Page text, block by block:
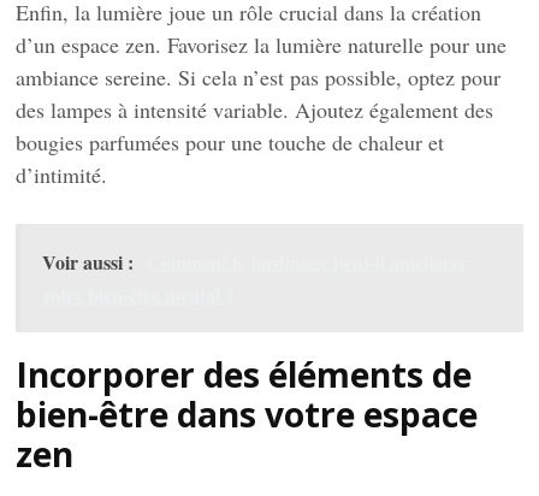
Enfin, la lumière joue un rôle crucial dans la création
d’un espace zen. Favorisez la lumière naturelle pour une
ambiance sereine. Si cela n’est pas possible, optez pour
des lampes à intensité variable. Ajoutez également des
bougies parfumées pour une touche de chaleur et
d’intimité.
Voir aussi :
Incorporer des éléments de
bien-être dans votre espace
zen